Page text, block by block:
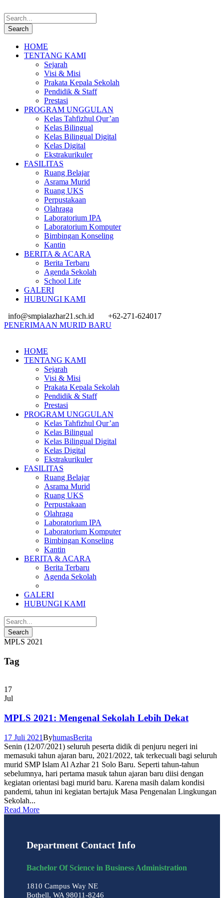
HOME
TENTANG KAMI
Sejarah
Visi & Misi
Prakata Kepala Sekolah
Pendidik & Staff
Prestasi
PROGRAM UNGGULAN
Kelas Tahfizhul Qur’an
Kelas Bilingual
Kelas Bilingual Digital
Kelas Digital
Ekstrakurikuler
FASILITAS
Ruang Belajar
Asrama Murid
Ruang UKS
Perpustakaan
Olahraga
Laboratorium IPA
Laboratorium Komputer
Bimbingan Konseling
Kantin
BERITA & ACARA
Berita Terbaru
Agenda Sekolah
School Life
GALERI
HUBUNGI KAMI
info@smpialazhar21.sch.id
+62-271-624017
PENERIMAAN MURID BARU
HOME
TENTANG KAMI
Sejarah
Visi & Misi
Prakata Kepala Sekolah
Pendidik & Staff
Prestasi
PROGRAM UNGGULAN
Kelas Tahfizhul Qur’an
Kelas Bilingual
Kelas Bilingual Digital
Kelas Digital
Ekstrakurikuler
FASILITAS
Ruang Belajar
Asrama Murid
Ruang UKS
Perpustakaan
Olahraga
Laboratorium IPA
Laboratorium Komputer
Bimbingan Konseling
Kantin
BERITA & ACARA
Berita Terbaru
Agenda Sekolah
GALERI
HUBUNGI KAMI
MPLS 2021
Tag
17
Jul
MPLS 2021: Mengenal Sekolah Lebih Dekat
17 Juli 2021ByhumasBerita
Senin (12/07/2021) seluruh peserta didik di penjuru negeri ini
memasuki tahun ajaran baru, 2021/2022, tak terkecuali bagi seluruh
murid SMP Islam Al Azhar 21 Solo Baru. Seperti tahun-tahun
sebelumnya, hari pertama masuk tahun ajaran baru diisi dengan
kegiatan orientasi bagi murid baru. Karena masih dalam kondisi
pandemi, tahun ini kegiatan bertajuk Masa Pengenalan Lingkungan
Sekolah...
Read More
Department Contact Info
Bachelor Of Science in Business Administration
1810 Campus Way NE
Bothell, WA 98011-8246